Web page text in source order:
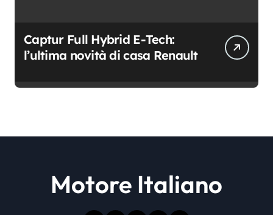
Captur Full Hybrid E-Tech:
l’ultima novità di casa Renault
Motore Italiano